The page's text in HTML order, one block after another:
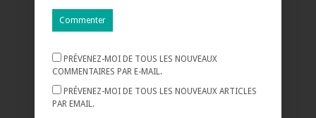
PRÉVENEZ-MOI DE TOUS LES NOUVEAUX
COMMENTAIRES PAR E-MAIL.
PRÉVENEZ-MOI DE TOUS LES NOUVEAUX ARTICLES
PAR EMAIL.